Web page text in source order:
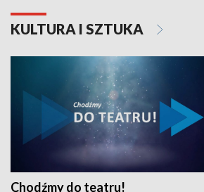
KULTURA I SZTUKA
Chodźmy do teatru!